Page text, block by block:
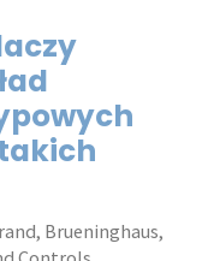
Brueninghaus,